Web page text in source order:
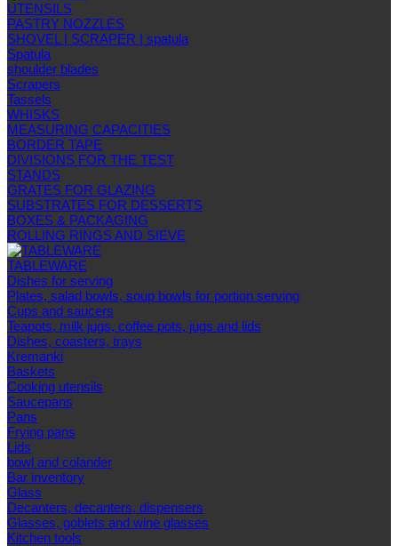
UTENSILS
PASTRY NOZZLES
SHOVEL | SCRAPER | spatula
Spatula
shoulder blades
Scrapers
Tassels
WHISKS
MEASURING CAPACITIES
BORDER TAPE
DIVISIONS FOR THE TEST
STANDS
GRATES FOR GLAZING
SUBSTRATES FOR DESSERTS
BOXES & PACKAGING
ROLLING RINGS AND SIEVE
TABLEWARE
Dishes for serving
Plates, salad bowls, soup bowls for portion serving
Cups and saucers
Teapots, milk jugs, coffee pots, jugs and lids
Dishes, coasters, trays
Kremanki
Baskets
Cooking utensils
Saucepans
Pans
Frying pans
Lids
bowl and colander
Bar inventory
Glass
Decanters, decanters, dispensers
Glasses, goblets and wine glasses
Kitchen tools